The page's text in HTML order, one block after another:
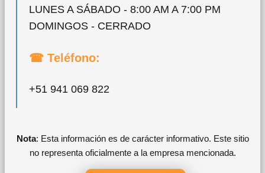
LUNES A SÁBADO - 8:00 AM A 7:00 PM
DOMINGOS - CERRADO
☎ Teléfono:
+51 941 069 822
Nota: Esta información es de carácter informativo. Este sitio
no representa oficialmente a la empresa mencionada.